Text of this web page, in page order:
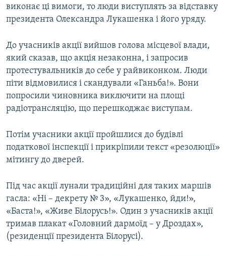
виконає ці вимоги, то люди виступлять за відставку
президента Олександра Лукашенка і його уряду.
До учасників акції вийшов голова місцевої влади,
який сказав, що акція незаконна, і запросив
протестувальників до себе у райвиконком. Люди
піти відмовилися і скандували «Ганьба!». Вони
попросили чиновника виключити на площі
радіотрансляцію, що перешкоджає виступам.
Потім учасники акції пройшлися до будівлі
податкової інспекції і прикріпили текст «резолюції»
мітингу до дверей.
Під час акції лунали традиційні для таких маршів
гасла: «Ні – декрету № 3», «Лукашенко, йди!»,
«Баста!», «Живе Білорусь!». Один з учасників акції
тримав плакат «Головний дармоїд – у Дроздах»,
(резиденції президента Білорусі).